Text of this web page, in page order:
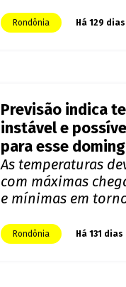
Rondônia Há 129 dias
Previsão indica
instável e
para esse
As temperaturas
com máximas
e mínimas em
Rondônia Há 131 dias